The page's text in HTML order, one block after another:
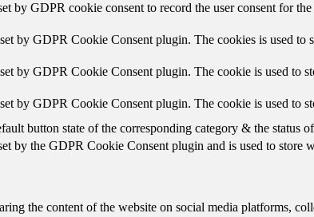
by GDPR cookie consent to record the user consent for
by GDPR Cookie Consent plugin. The cookies is used to
by GDPR Cookie Consent plugin. The cookie is used to
by GDPR Cookie Consent plugin. The cookie is used to
button state of the corresponding category & the
by the GDPR Cookie Consent plugin and is used to store
the content of the website on social media platforms,